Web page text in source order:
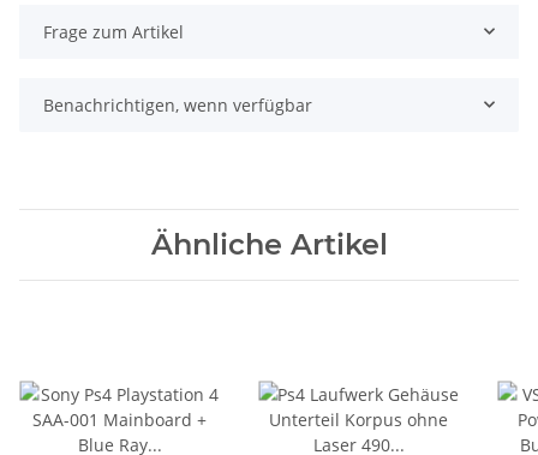
Frage zum Artikel
Benachrichtigen, wenn verfügbar
Ähnliche Artikel